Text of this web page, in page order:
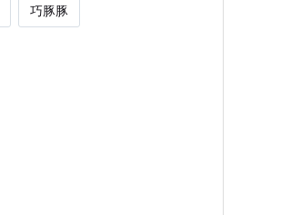
巧豚豚